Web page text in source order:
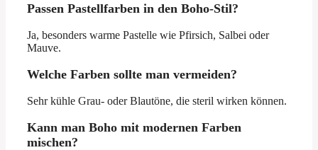
Passen Pastellfarben in den Boho-Stil?
Ja, besonders warme Pastelle wie Pfirsich, Salbei oder
Mauve.
Welche Farben sollte man vermeiden?
Sehr kühle Grau- oder Blautöne, die steril wirken können.
Kann man Boho mit modernen Farben
mischen?